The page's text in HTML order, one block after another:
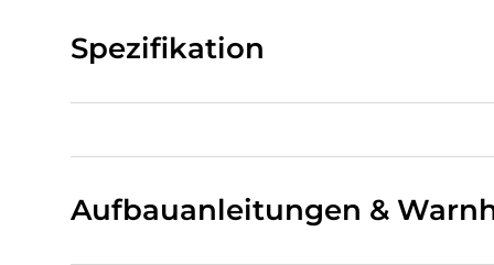
Spezifikation
Aufbauanleitungen &